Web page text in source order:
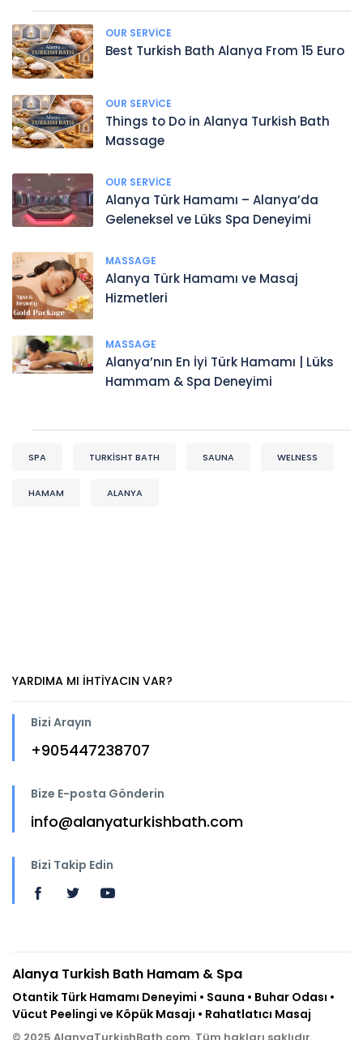
OUR SERVICE
Best Turkish Bath Alanya From 15 Euro
OUR SERVICE
Things to Do in Alanya Turkish Bath
Massage
OUR SERVICE
Alanya Türk Hamamı – Alanya’da
Geleneksel ve Lüks Spa Deneyimi
MASSAGE
Alanya Türk Hamamı ve Masaj
Hizmetleri
MASSAGE
Alanya’nın En İyi Türk Hamamı | Lüks
Hammam & Spa Deneyimi
SPA TURKISHT BATH SAUNA WELNESS
HAMAM ALANYA
YARDIMA MI IHTIYACIN VAR?
Bizi Arayın
+905447238707
Bize E-posta Gönderin
info@alanyaturkishbath.com
Bizi Takip Edin
Alanya Turkish Bath Hamam & Spa
Otantik Türk Hamamı Deneyimi • Sauna • Buhar Odası •
Vücut Peelingi ve Köpük Masajı • Rahatlatıcı Masaj